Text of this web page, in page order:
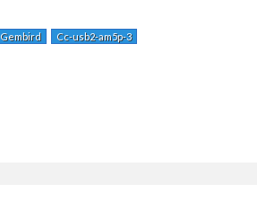
Gembird Cc-usb2-am5p-3